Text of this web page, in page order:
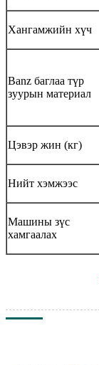
Хангамжийн хүч
Banz баглаа түр
зуурын материал
Цэвэр жин (кг)
Нийт хэмжээс
Машины зүс
хамгаалах